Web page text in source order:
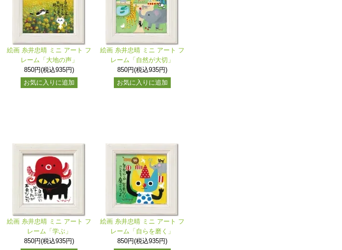
絵画 糸井忠晴 ミニ アート フ
レーム「大地の声」
850円(税込935円)
お気に入りに追加
絵画 糸井忠晴 ミニ アート フ
レーム「自然が大切」
850円(税込935円)
お気に入りに追加
絵画 糸井忠晴 ミニ アート フ
レーム「学ぶ」
850円(税込935円)
絵画 糸井忠晴 ミニ アート フ
レーム「自らを磨く」
850円(税込935円)